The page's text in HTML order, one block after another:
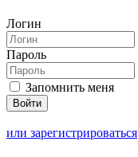
Логин
Пароль
Запомнить меня
или зарегистрироваться